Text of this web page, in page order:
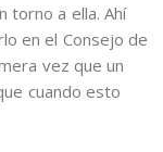
torno a ella. Ahí
en el Consejo de
vez que un
cuando esto